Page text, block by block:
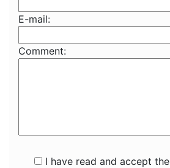
E-mail:
Comment:
I have read and accept